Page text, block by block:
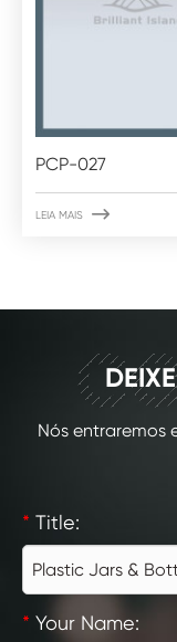
PCP-027
LEIA MAIS 
Nós entraremos
* Title:
* Your Name: